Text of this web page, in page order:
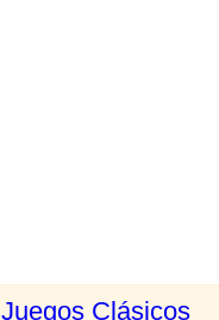
Juegos Clásicos